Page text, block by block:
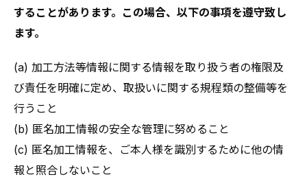
することがあります。この場合、以下の事項を遵守致し
ます。
(a) 加工方法等情報に関する情報を取り扱う者の権限及
び責任を明確に定め、取扱いに関する規程類の整備等を
行うこと
(b) 匿名加工情報の安全な管理に努めること
(c) 匿名加工情報を、ご本人様を識別するために他の情
報と照合しないこと